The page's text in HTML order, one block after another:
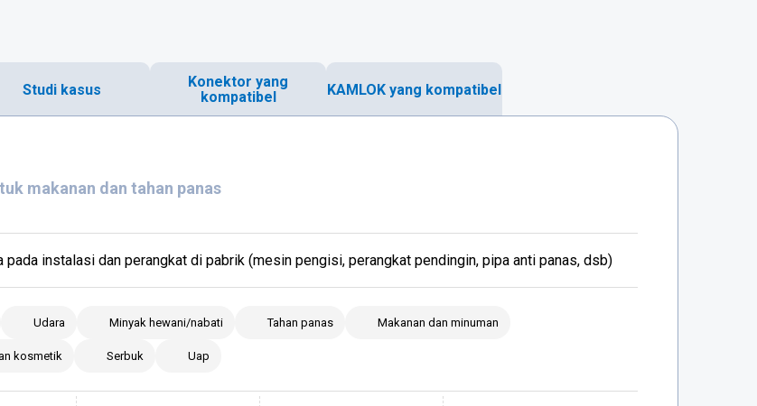
Studi kasus
Konektor yang
kompatibel
KAMLOK yang kompatibel
makanan dan tahan panas
pada instalasi dan perangkat di pabrik (mesin pengisi, perangkat pendingin, pipa anti panas, dsb)
Udara Minyak hewani/nabati Tahan panas Makanan dan minuman
kosmetik Serbuk Uap